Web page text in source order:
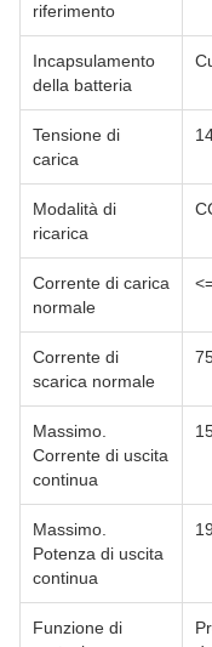
riferimento
Incapsulamento
della batteria
Tensione di
carica
Modalità di
ricarica
Corrente di carica
normale
Corrente di
scarica normale
Massimo.
Corrente di uscita
continua
Massimo.
Potenza di uscita
continua
Funzione di